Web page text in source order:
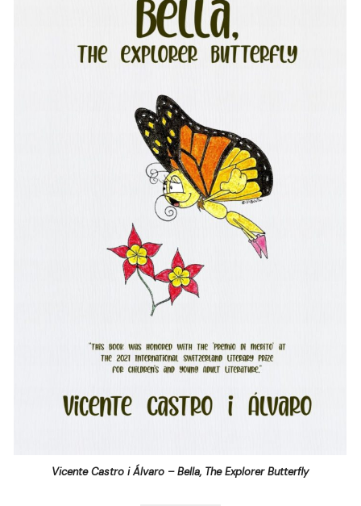
Vicente Castro i Álvaro – Bella, The Explorer Butterfly